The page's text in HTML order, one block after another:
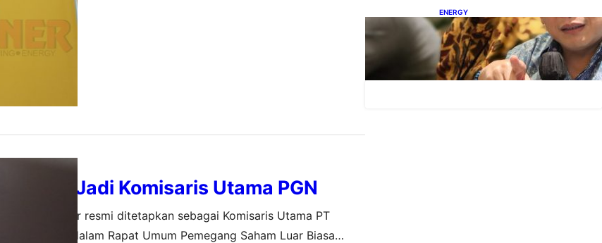
Tahar Jadi Komisaris Utama PGN
Tahar resmi ditetapkan sebagai Komisaris Utama PT
Tbk (PGN) dalam Rapat Umum Pemegang Saham Luar Biasa
ENERGY
IESR: Kepemimpinan Terpadu
jadi Kunci Percepatan PLTS 100
GW